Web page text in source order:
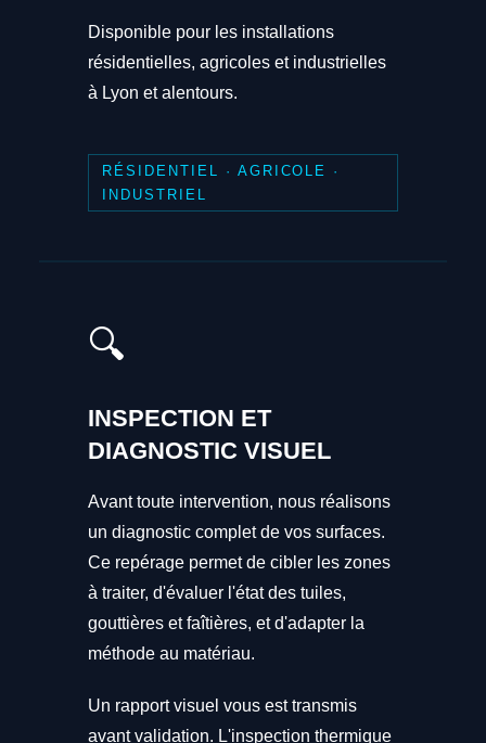
Disponible pour les installations
résidentielles, agricoles et industrielles
à Lyon et alentours.
RÉSIDENTIEL · AGRICOLE ·
INDUSTRIEL
🔍
INSPECTION ET
DIAGNOSTIC VISUEL
Avant toute intervention, nous réalisons
un diagnostic complet de vos surfaces.
Ce repérage permet de cibler les zones
à traiter, d'évaluer l'état des tuiles,
gouttières et faîtières, et d'adapter la
méthode au matériau.
Un rapport visuel vous est transmis
avant validation. L'inspection thermique